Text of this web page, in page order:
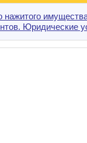
нажитого
Юридические